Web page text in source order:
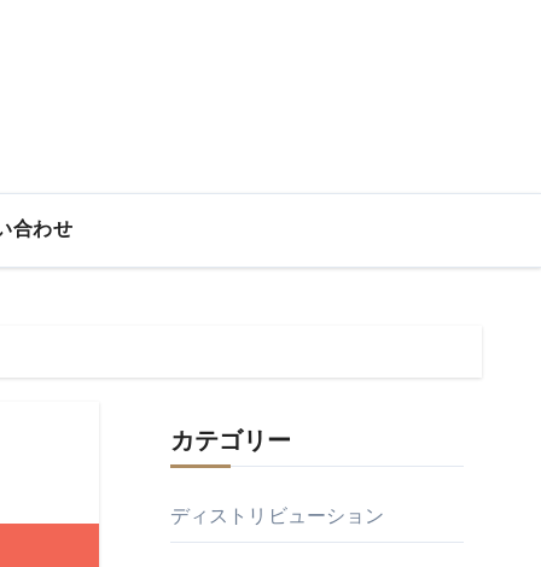
合わせ
カテゴリー
ディストリビューション